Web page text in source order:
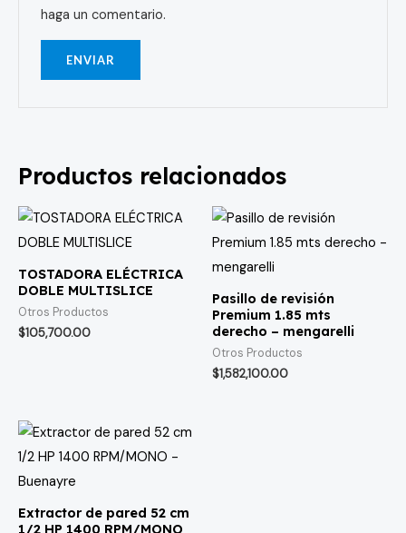
haga un comentario.
Productos relacionados
TOSTADORA ELÉCTRICA
DOBLE MULTISLICE
Otros Productos
$105,700.00
Pasillo de revisión
Premium 1.85 mts
derecho – mengarelli
Otros Productos
$1,582,100.00
Extractor de pared 52 cm
1/2 HP 1400 RPM/MONO